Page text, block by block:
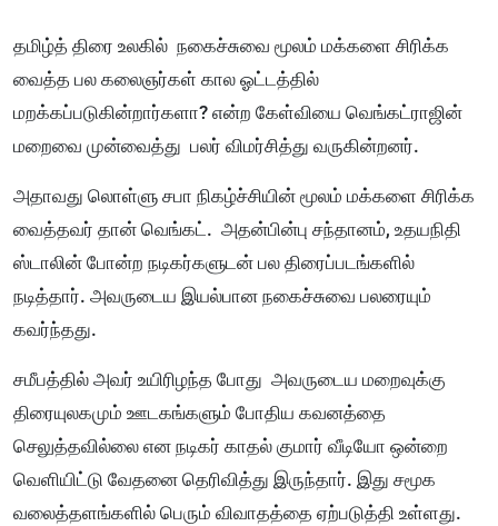
தமிழ்த் திரை உலகில் நகைச்சுவை மூலம் மக்களை சிரிக்க
வைத்த பல கலைஞர்கள் கால ஓட்டத்தில்
மறக்கப்படுகின்றார்களா? என்ற கேள்வியை வெங்கட்ராஜின்
மறைவை முன்வைத்து பலர் விமர்சித்து வருகின்றனர்.
அதாவது லொள்ளு சபா நிகழ்ச்சியின் மூலம் மக்களை சிரிக்க
வைத்தவர் தான் வெங்கட். அதன்பின்பு சந்தானம், உதயநிதி
ஸ்டாலின் போன்ற நடிகர்களுடன் பல திரைப்படங்களில்
நடித்தார். அவருடைய இயல்பான நகைச்சுவை பலரையும்
கவர்ந்தது.
சமீபத்தில் அவர் உயிரிழந்த போது அவருடைய மறைவுக்கு
திரையுலகமும் ஊடகங்களும் போதிய கவனத்தை
செலுத்தவில்லை என நடிகர் காதல் குமார் வீடியோ ஒன்றை
வெளியிட்டு வேதனை தெரிவித்து இருந்தார். இது சமூக
வலைத்தளங்களில் பெரும் விவாதத்தை ஏற்படுத்தி உள்ளது.